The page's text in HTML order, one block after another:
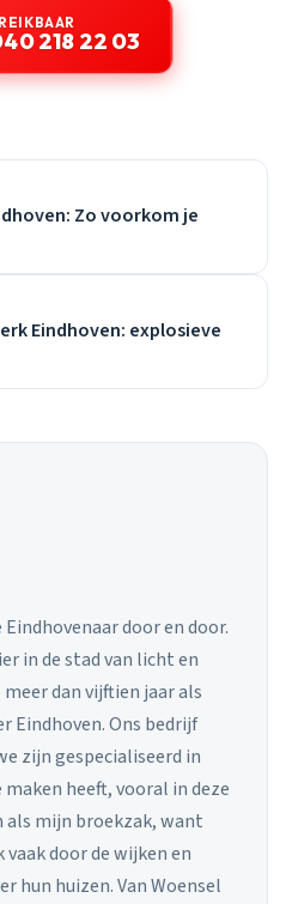
218 22 03
Zo voorkom je
Eindhoven: explosieve
door en door.
in de stad van licht en
dan vijftien jaar als
Eindhoven. Ons bedrijf
zijn gespecialiseerd in
heeft, vooral in deze
als mijn broekzak, want
door de wijken en
hun huizen. Van Woensel